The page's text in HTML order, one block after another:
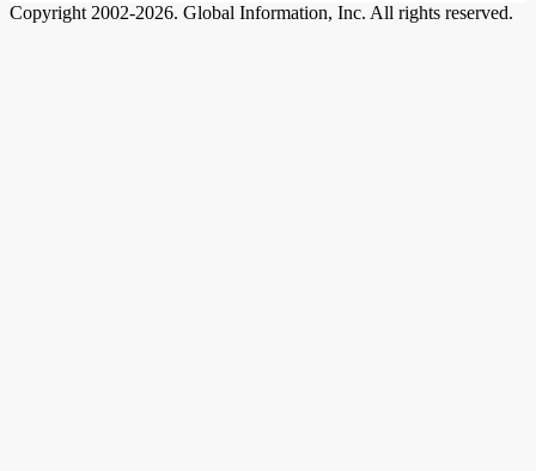
Copyright 2002-2026. Global Information, Inc. All rights reserved.